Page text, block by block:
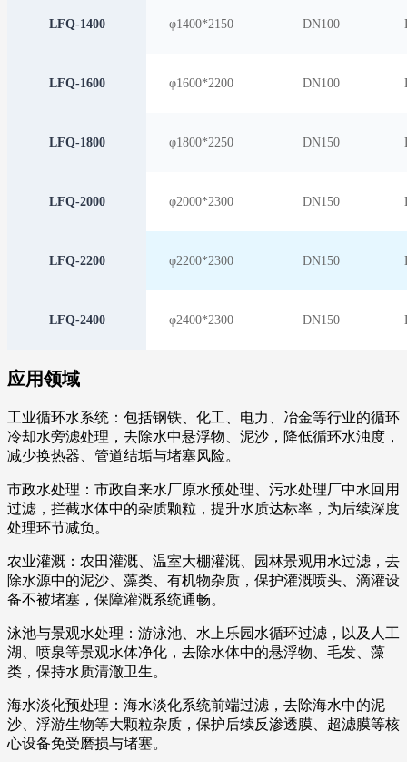
LFQ-1400 φ1400*2150 DN100
LFQ-1600 φ1600*2200 DN100
LFQ-1800 φ1800*2250 DN150
LFQ-2000 φ2000*2300 DN150
LFQ-2200 φ2200*2300 DN150
LFQ-2400 φ2400*2300 DN150
应用领域
工业循环水系统：包括钢铁、化工、电力、冶金等行业的循环
冷却水旁滤处理，去除水中悬浮物、泥沙，降低循环水浊度，
减少换热器、管道结垢与堵塞风险。
市政水处理：市政自来水厂原水预处理、污水处理厂中水回用
过滤，拦截水体中的杂质颗粒，提升水质达标率，为后续深度
处理环节减负。
农业灌溉：农田灌溉、温室大棚灌溉、园林景观用水过滤，去
除水源中的泥沙、藻类、有机物杂质，保护灌溉喷头、滴灌设
备不被堵塞，保障灌溉系统通畅。
泳池与景观水处理：游泳池、水上乐园水循环过滤，以及人工
湖、喷泉等景观水体净化，去除水体中的悬浮物、毛发、藻
类，保持水质清澈卫生。
海水淡化预处理：海水淡化系统前端过滤，去除海水中的泥
沙、浮游生物等大颗粒杂质，保护后续反渗透膜、超滤膜等核
心设备免受磨损与堵塞。